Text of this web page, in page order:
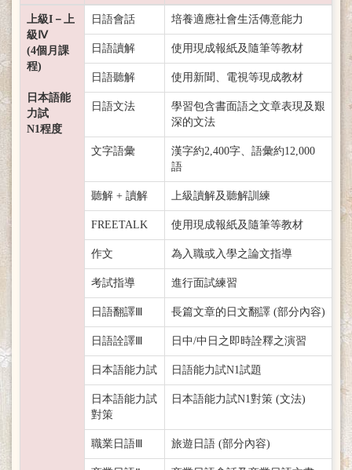
上級I－上
級Ⅳ
(4個月課
程)
日本語能
力試
N1程度
日語會話 培養適應社會生活傳意能力
日語讀解 使用現成報紙及隨筆等教材
日語聽解 使用新聞、電視等現成教材
日語文法
學習包含書面語之文章表現及艱
深的文法
文字語彙
漢字約2,400字、語彙約12,000
語
聽解 + 讀解 上級讀解及聽解訓練
FREETALK 使用現成報紙及隨筆等教材
作文 為入職或入學之論文指導
考試指導 進行面試練習
日語翻譯Ⅲ 長篇文章的日文翻譯 (部分內容)
日語詮譯Ⅲ 日中/中日之即時詮釋之演習
日本語能力試 日語能力試N1試題
日本語能力試
對策
日本語能力試N1對策 (文法)
職業日語Ⅲ 旅遊日語 (部分內容)